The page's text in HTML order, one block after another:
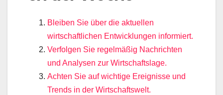
Bleiben Sie über die aktuellen
wirtschaftlichen Entwicklungen informiert.
Verfolgen Sie regelmäßig Nachrichten
und Analysen zur Wirtschaftslage.
Achten Sie auf wichtige Ereignisse und
Trends in der Wirtschaftswelt.